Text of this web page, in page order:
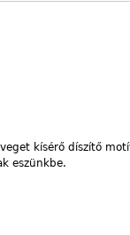
kísérő díszítő
eszünkbe.